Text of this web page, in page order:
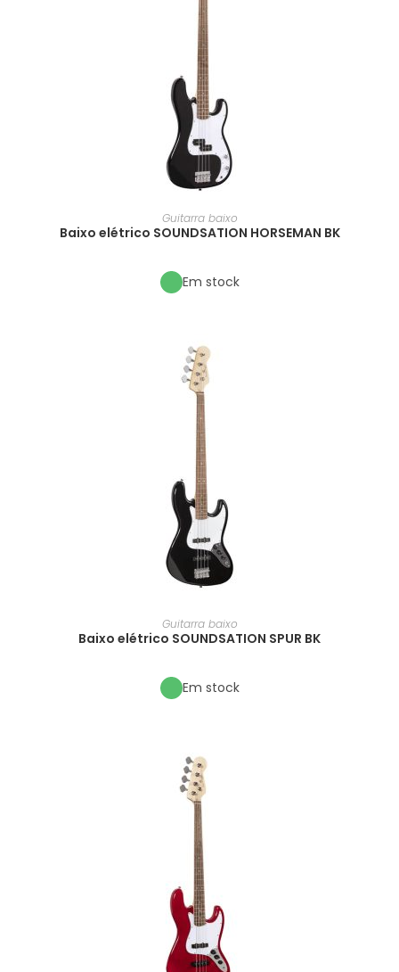
Guitarra baixo
Baixo elétrico SOUNDSATION HORSEMAN BK
Em stock
Guitarra baixo
Baixo elétrico SOUNDSATION SPUR BK
Em stock